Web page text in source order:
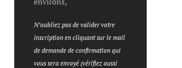
N’oubliez pas de valider votre
inscription en cliquant sur le mail
de demande de confirmation qui
vous sera envoyé (vérifiez aussi